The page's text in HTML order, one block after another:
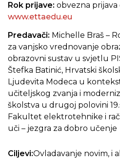
Rok prijave: obvezna prijava
www.ettaedu.eu
Predavači: Michelle Braš –
za vanjsko vrednovanje
obrazovni sustav u svjetlu
Štefka Batinić, Hrvatski
Ljudevita Modeca u
učiteljskog zvanja i
školstva u drugoj polovini
Fakultet elektrotehnike i
uči – jezgra za dobro učenje
Ciljevi:Ovladavanje novim, i